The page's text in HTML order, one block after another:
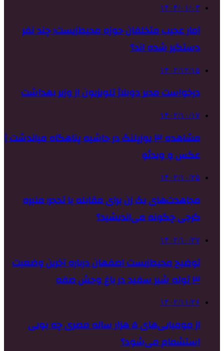
۱۴۰۴/۰۱/۰۳
آمار عجیب متخلفان حوزه محیط‌زیست؛ چند نفر
دستگیر شده اند؟
۱۴۰۲/۱۲/۱۵
درخواست مدیر دوبلاژ تلویزیون از وزیر بهداشت
۱۴۰۲/۱۰/۱۷
مشاهده ۳ یوزپلنگ در حاشیه پناهگاه میاندشت |
عکس و ویدئو
۱۴۰۲/۱۰/۲۵
مجاهدت‌های یک زن برای مقابله با تحجر؛ منیره
گرجی چگونه می‌اندیشید؟
۱۴۰۲/۱۰/۲۷
توضیح محیط‌زیست اصفهان درباره آخرین وضعیت
۳ توله شیر سفید در باغ وحش صفه
۱۴۰۲/۱۱/۲۶
از مومیایی‌های ۵ هزار ساله مصری چه بویی
استشمام می‌شود؟